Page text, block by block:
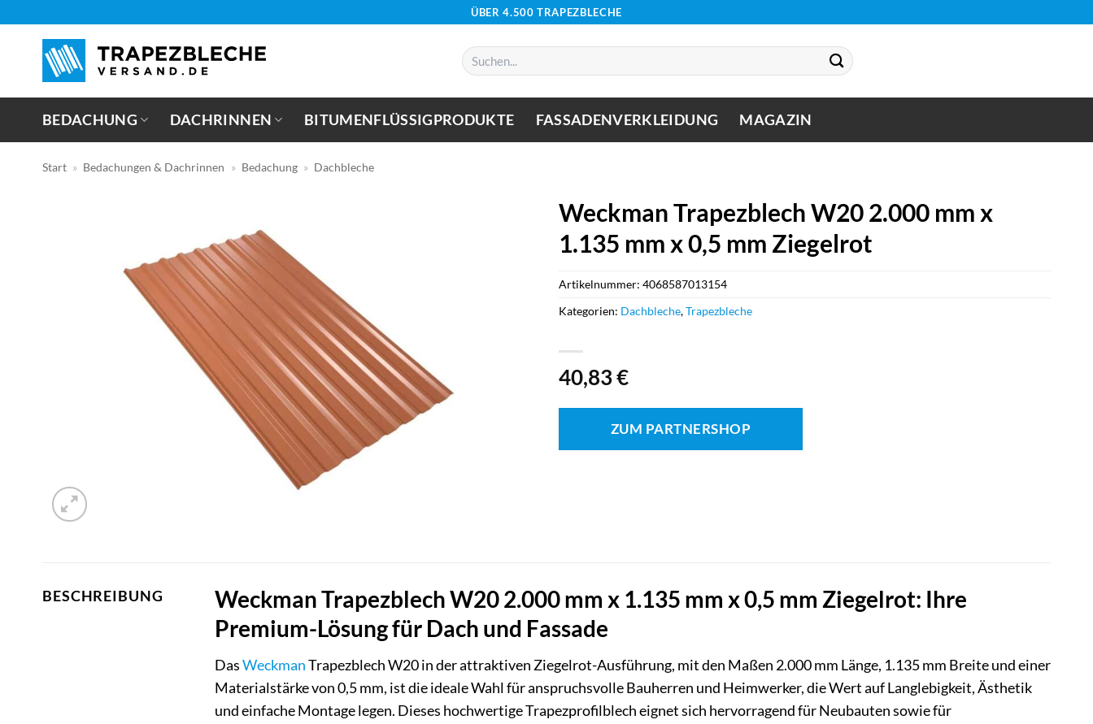
springen
ÜBER 4.500 TRAPEZBLECHE
Suchen
nach:
BEDACHUNG DACHRINNEN BITUMENFLÜSSIGPRODUKTE FASSADENVERKLEIDUNG MAGAZIN
Start » Bedachungen & Dachrinnen » Bedachung » Dachbleche
Weckman Trapezblech W20 2.000 mm x
1.135 mm x 0,5 mm Ziegelrot
40,83€
ZUM PARTNERSHOP
Artikelnummer: 4068587013154
Kategorien: Dachbleche,Trapezbleche
BESCHREIBUNG
Weckman Trapezblech W20 2.000 mm x 1.135 mm x 0,5 mm Ziegelrot: Ihre
Premium-Lösung für Dach und Fassade
DasWeckmanTrapezblech W20 in der attraktiven Ziegelrot-Ausführung, mit den Maßen 2.000 mm Länge, 1.135 mm Breite und einer
Materialstärke von 0,5 mm, ist die ideale Wahl für anspruchsvolle Bauherren und Heimwerker, die Wert auf Langlebigkeit, Ästhetik
und einfache Montage legen. Dieses hochwertige Trapezprofilblech eignet sich hervorragend für Neubauten sowie für